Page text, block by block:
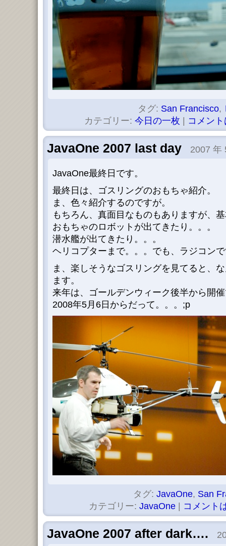
タグ: San Francisco,
カテゴリー: 今日の一枚 コメン
JavaOne 2007 last day 2007 年
JavaOne最終日です。
最終日は、ゴスリングのおもちゃ紹介。
ま、色々紹介するのですが。
もちろん、真面目なものもありますが、
おもちゃのロボットが出てきたり。。。
潜水艦が出てきたり。。。
ヘリコプターまで。。。でも、ラジコン
ま、楽しそうなゴスリングを見てると、
ます。
来年は、ゴールデンウィーク後半から開
2008年5月6日からだって。。。;p
タグ: JavaOne, San
カテゴリー: JavaOne コメント
JavaOne 2007 after dark….